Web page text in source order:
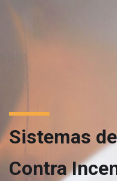
Sistemas
Contra